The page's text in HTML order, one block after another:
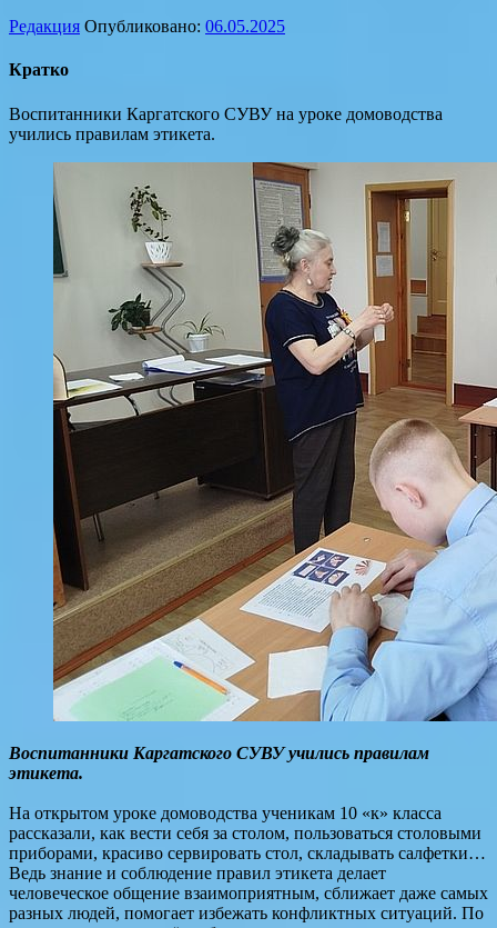
Редакция Опубликовано: 06.05.2025
Кратко
Воспитанники Каргатского СУВУ на уроке домоводства
учились правилам этикета.
Воспитанники Каргатского СУВУ учились правилам
этикета.
На открытом уроке домоводства ученикам 10 «к» класса
рассказали, как вести себя за столом, пользоваться столовыми
приборами, красиво сервировать стол, складывать салфетки…
Ведь знание и соблюдение правил этикета делает
человеческое общение взаимоприятным, сближает даже самых
разных людей, помогает избежать конфликтных ситуаций. По